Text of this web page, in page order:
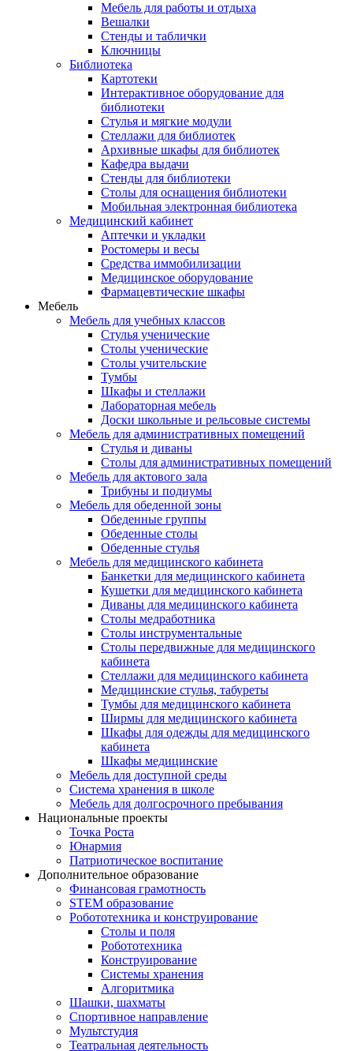
Мебель для работы и отдыха
Вешалки
Стенды и таблички
Ключницы
Библиотека
Картотеки
Интерактивное оборудование для
библиотеки
Стулья и мягкие модули
Стеллажи для библиотек
Архивные шкафы для библиотек
Кафедра выдачи
Стенды для библиотеки
Столы для оснащения библиотеки
Мобильная электронная библиотека
Медицинский кабинет
Аптечки и укладки
Ростомеры и весы
Средства иммобилизации
Медицинское оборудование
Фармацевтические шкафы
Мебель
Мебель для учебных классов
Стулья ученические
Столы ученические
Столы учительские
Тумбы
Шкафы и стеллажи
Лабораторная мебель
Доски школьные и рельсовые системы
Мебель для административных помещений
Стулья и диваны
Столы для административных помещений
Мебель для актового зала
Трибуны и подиумы
Мебель для обеденной зоны
Обеденные группы
Обеденные столы
Обеденные стулья
Мебель для медицинского кабинета
Банкетки для медицинского кабинета
Кушетки для медицинского кабинета
Диваны для медицинского кабинета
Столы медработника
Столы инструментальные
Столы передвижные для медицинского
кабинета
Стеллажи для медицинского кабинета
Медицинские стулья, табуреты
Тумбы для медицинского кабинета
Ширмы для медицинского кабинета
Шкафы для одежды для медицинского
кабинета
Шкафы медицинские
Мебель для доступной среды
Система хранения в школе
Мебель для долгосрочного пребывания
Национальные проекты
Точка Роста
Юнармия
Патриотическое воспитание
Дополнительное образование
Финансовая грамотность
STEM образование
Робототехника и конструирование
Столы и поля
Робототехника
Конструирование
Системы хранения
Алгоритмика
Шашки, шахматы
Спортивное направление
Мультстудия
Театральная деятельность